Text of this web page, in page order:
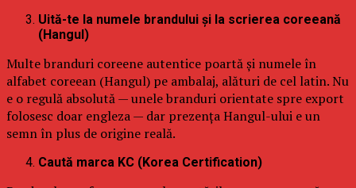
Uită-te la numele brandului și la scrierea coreeană
(Hangul)
Multe branduri coreene autentice poartă și numele în
alfabet coreean (Hangul) pe ambalaj, alături de cel latin. Nu
e o regulă absolută — unele branduri orientate spre export
folosesc doar engleza — dar prezența Hangul-ului e un
semn în plus de origine reală.
Caută marca KC (Korea Certification)